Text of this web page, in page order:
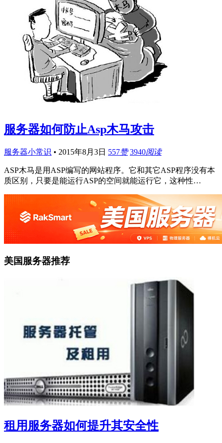
服务器如何防止Asp木马攻击
服务器小常识 • 2015年8月3日 557赞 3940阅读
ASP木马是用ASP编写的网站程序。它和其它ASP程序没有本
质区别，只要是能运行ASP的空间就能运行它，这种性…
美国服务器推荐
租用服务器如何提升其安全性